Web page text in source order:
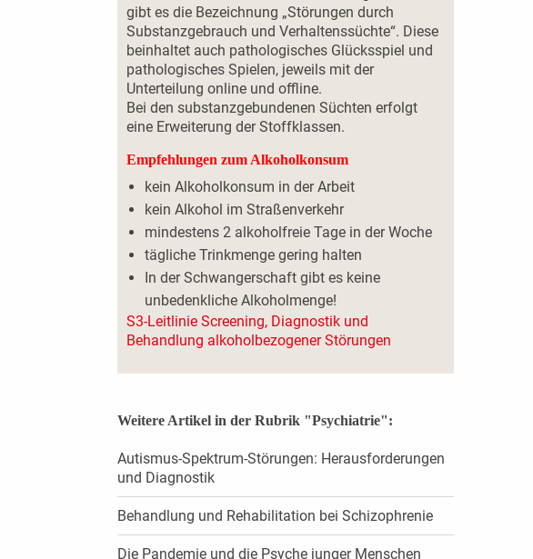
gibt es die Bezeichnung „Störungen durch
Substanzgebrauch und Verhaltenssüchte“. Diese
beinhaltet auch pathologisches Glücksspiel und
pathologisches Spielen, jeweils mit der
Unterteilung online und offline.
Bei den substanzgebundenen Süchten erfolgt
eine Erweiterung der Stoffklassen.
Empfehlungen zum Alkoholkonsum
kein Alkoholkonsum in der Arbeit
kein Alkohol im Straßenverkehr
mindestens 2 alkoholfreie Tage in der Woche
tägliche Trinkmenge gering halten
In der Schwangerschaft gibt es keine
unbedenkliche Alkoholmenge!
S3-Leitlinie Screening, Diagnostik und
Behandlung alkoholbezogener Störungen
Weitere Artikel in der Rubrik "Psychiatrie":
Autismus-Spektrum-Störungen: Herausforderungen
und Diagnostik
Behandlung und Rehabilitation bei Schizophrenie
Die Pandemie und die Psyche junger Menschen